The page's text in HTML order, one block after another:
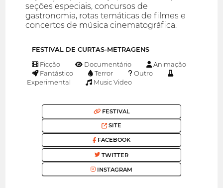
seções especiais, concursos de
gastronomia, rotas temáticas de filmes e
concertos de música cinematográfica.
FESTIVAL DE CURTAS-METRAGENS
Ficção Documentário
Animação
Fantástico
Terror
Outro
Experimental
Music Video
FESTIVAL
SITE
FACEBOOK
TWITTER
INSTAGRAM